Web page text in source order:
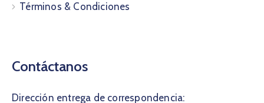
Términos & Condiciones
Contáctanos
Dirección entrega de correspondencia: